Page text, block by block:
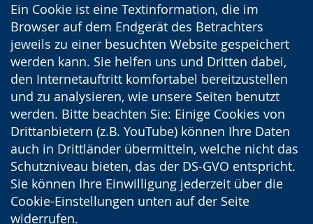
Ein Cookie ist eine Textinformation, die im
Browser auf dem Endgerät des Betrachters
jeweils zu einer besuchten Website gespeichert
werden kann. Sie helfen uns und Dritten dabei,
den Internetauftritt komfortabel bereitzustellen
und zu analysieren, wie unsere Seiten benutzt
werden. Bitte beachten Sie: Einige Cookies von
Drittanbietern (z.B. YouTube) können Ihre Daten
auch in Drittländer übermitteln, welche nicht das
Schutzniveau bieten, das der DS-GVO entspricht.
Sie können Ihre Einwilligung jederzeit über die
Cookie-Einstellungen unten auf der Seite
widerrufen.